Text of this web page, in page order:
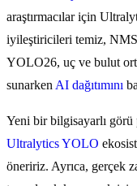
araştırmacılar için
iyileştiricileri temiz,
YOLO26, uç ve bulut
sunarken AI dağıtımını
Yeni bir bilgisayarlı
Ultralytics YOLO
öneririz. Ayrıca, gerçek